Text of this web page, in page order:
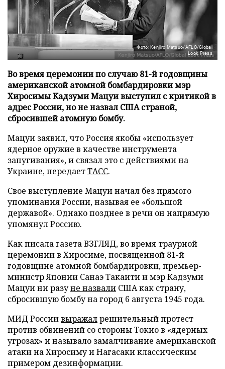
Фото: Kenjiro Matsuo/AFLO/Global
Look Press
Во время церемонии по случаю 81-й годовщины
американской атомной бомбардировки мэр
Хиросимы Кадзуми Мацуи выступил с критикой в
адрес России, но не назвал США страной,
сбросившей атомную бомбу.
Мацуи заявил, что Россия якобы «использует
ядерное оружие в качестве инструмента
запугивания», и связал это с действиями на
Украине, передаетТАСС.
Свое выступление Мацуи начал без прямого
упоминания России, называя ее «большой
державой». Однако позднее в речи он напрямую
упомянул Россию.
Как писала газета ВЗГЛЯД, во время траурной
церемонии в Хиросиме, посвященной 81-й
годовщине атомной бомбардировки, премьер-
министр Японии Санаэ Такаити и мэр Кадзуми
Мацуи ни разуне назвали США как страну,
сбросившую бомбу на город 6 августа 1945 года.
МИД Россиивыражалрешительный протест
против обвинений со стороны Токио в «ядерных
угрозах» и называло замалчивание американской
атаки на Хиросиму и Нагасаки классическим
примером дезинформации.